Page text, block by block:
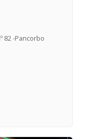
82 -Pancorbo